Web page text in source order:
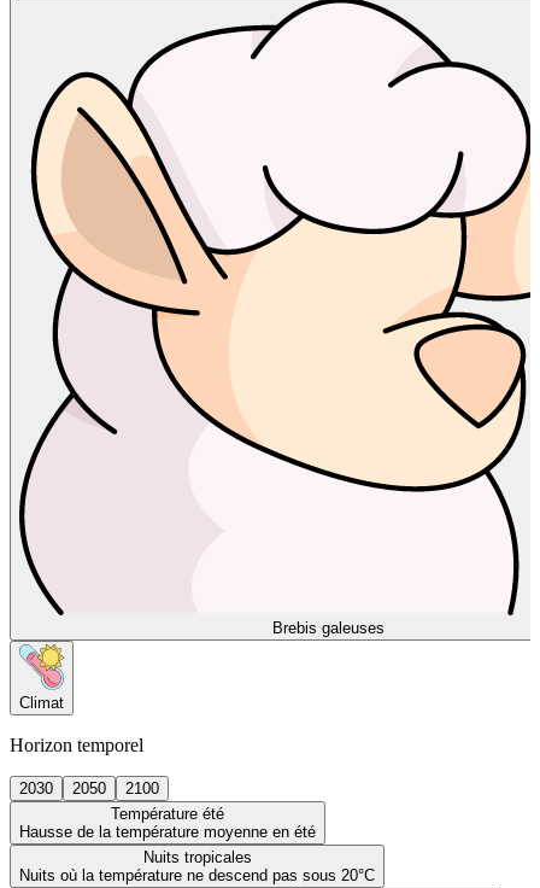
Brebis galeuses
Climat
Horizon temporel
2030 2050
2100
Température été
Hausse de la température moyenne en été
Nuits tropicales
Nuits où la température ne descend pas sous 20°C